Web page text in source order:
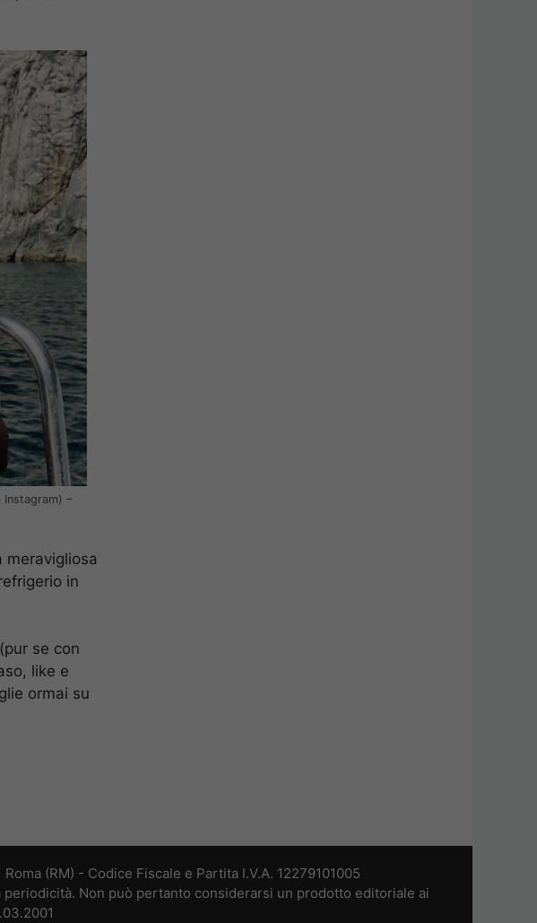
–
meravigliosa
in
se con
like e
ormai su
(RM) - Codice Fiscale e Partita I.V.A. 12279101005
Non può pertanto considerarsi un prodotto editoriale ai